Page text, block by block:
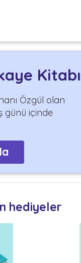
Kitabı
Özgül olan
günü içinde
hediyeler